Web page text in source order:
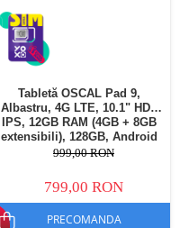
Tabletă OSCAL Pad 9,
Albastru, 4G LTE, 10.1" HD+
IPS, 12GB RAM (4GB + 8GB
extensibili), 128GB, Android
15, 7700mAh, Dual SIM
999,00 RON
799,00 RON
PRECOMANDA